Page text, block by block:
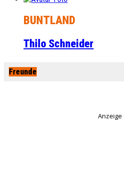
BUNTLAND
Thilo Schneider
Freunde
Anzeige